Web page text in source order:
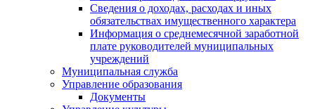
Сведения о доходах, расходах и иных
обязательствах имущественного характера
Информация о среднемесячной заработной
плате руководителей муниципальных
учреждений
Муниципальная служба
Управление образования
Документы